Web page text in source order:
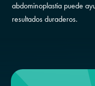
abdominoplastia puede
resultados duraderos.